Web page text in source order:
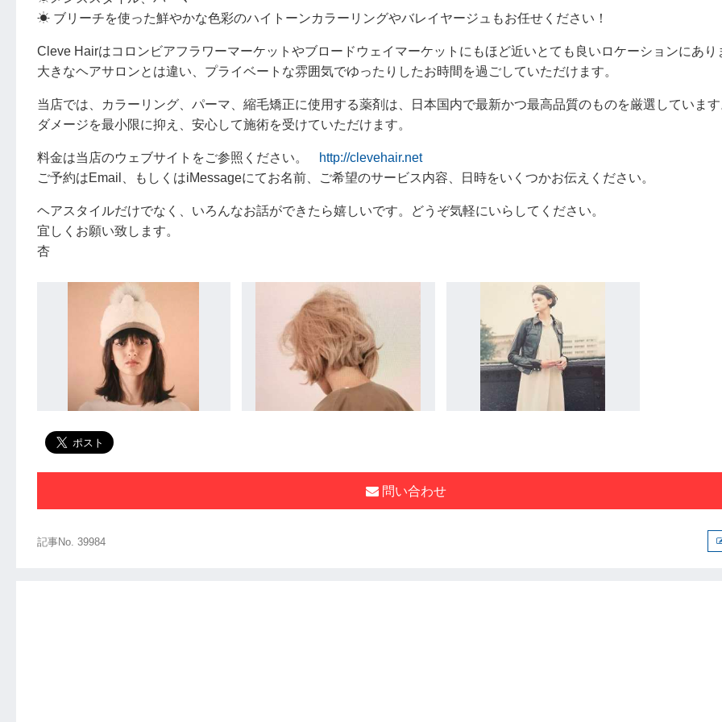
☀︎ ブリーチを使った鮮やかな色彩のハイトーンカラーリングやバレイヤージュもお任せください！
Cleve Hairはコロンビアフラワーマーケットやブロードウェイマーケットにもほど近いとても良いロケーションにあり
大きなヘアサロンとは違い、プライベートな雰囲気でゆったりしたお時間を過ごしていただけます。
当店では、カラーリング、パーマ、縮毛矯正に使用する薬剤は、日本国内で最新かつ最高品質のものを厳選していま
ダメージを最小限に抑え、安心して施術を受けていただけます。
料金は当店のウェブサイトをご参照ください。
http://clevehair.net
ご予約はEmail、もしくはiMessageにてお名前、ご希望のサービス内容、日時をいくつかお伝えください。
ヘアスタイルだけでなく、いろんなお話ができたら嬉しいです。どうぞ気軽にいらしてください。
宜しくお願い致します。
杏
問い合わせ
記事No. 39984